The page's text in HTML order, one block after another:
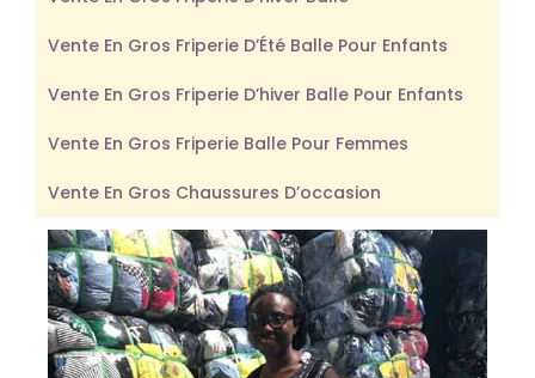
Vente En Gros Friperie D’Été Balle Pour Enfants
Vente En Gros Friperie D’hiver Balle Pour Enfants
Vente En Gros Friperie Balle Pour Femmes
Vente En Gros Chaussures D’occasion